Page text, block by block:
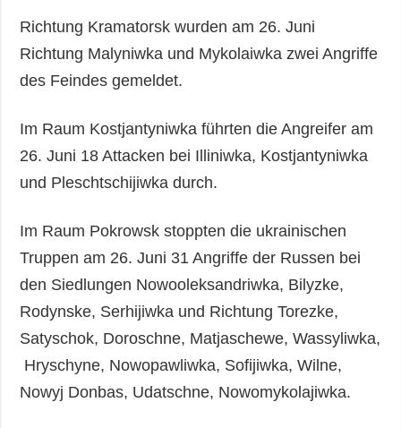
Richtung Kramatorsk wurden am 26. Juni
Richtung Malyniwka und Mykolaiwka zwei Angriffe
des Feindes gemeldet.
Im Raum Kostjantyniwka führten die Angreifer am
26. Juni 18 Attacken bei Illiniwka, Kostjantyniwka
und Pleschtschijiwka durch.
Im Raum Pokrowsk stoppten die ukrainischen
Truppen am 26. Juni 31 Angriffe der Russen bei
den Siedlungen Nowooleksandriwka, Bilyzke,
Rodynske, Serhijiwka und Richtung Torezke,
Satyschok, Doroschne, Matjaschewe, Wassyliwka,
Hryschyne, Nowopawliwka, Sofijiwka, Wilne,
Nowyj Donbas, Udatschne, Nowomykolajiwka.